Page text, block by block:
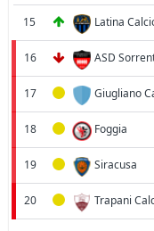
15 Latina
16 ASD
17 Giugliano
18 Foggia
19 Siracusa
20 Trapani